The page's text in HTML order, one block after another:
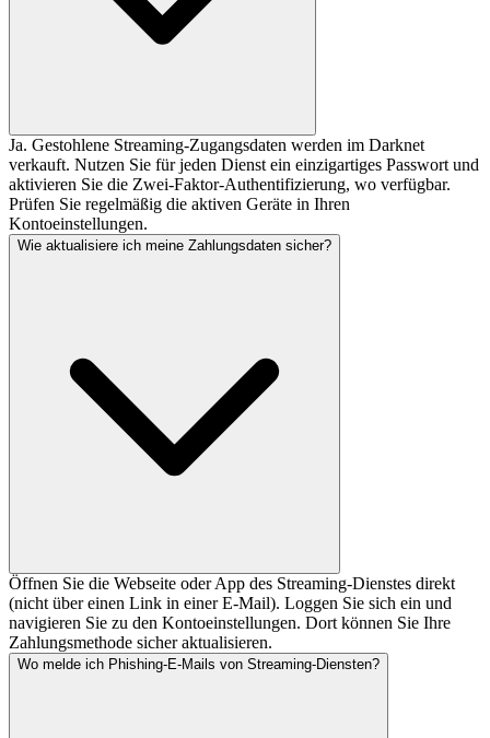
Ja. Gestohlene Streaming-Zugangsdaten werden im Darknet
verkauft. Nutzen Sie für jeden Dienst ein einzigartiges Passwort und
aktivieren Sie die Zwei-Faktor-Authentifizierung, wo verfügbar.
Prüfen Sie regelmäßig die aktiven Geräte in Ihren
Kontoeinstellungen.
Wie aktualisiere ich meine Zahlungsdaten sicher?
Öffnen Sie die Webseite oder App des Streaming-Dienstes direkt
(nicht über einen Link in einer E-Mail). Loggen Sie sich ein und
navigieren Sie zu den Kontoeinstellungen. Dort können Sie Ihre
Zahlungsmethode sicher aktualisieren.
Wo melde ich Phishing-E-Mails von Streaming-Diensten?